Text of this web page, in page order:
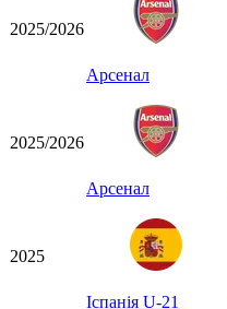
2025/2026
Арсенал
2025/2026
Арсенал
2025
Іспанія U-21